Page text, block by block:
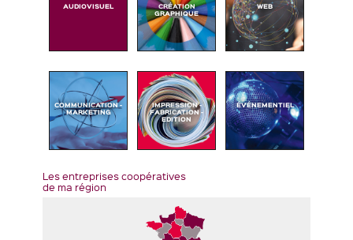
AUDIOVISUEL CRÉATION
GRAPHIQUE
WEB
COMMUNICATION -
MARKETING
IMPRESSION -
FABRICATION -
EDITION
ÉVÉNEMENTIEL
Les entreprises coopératives
de ma région